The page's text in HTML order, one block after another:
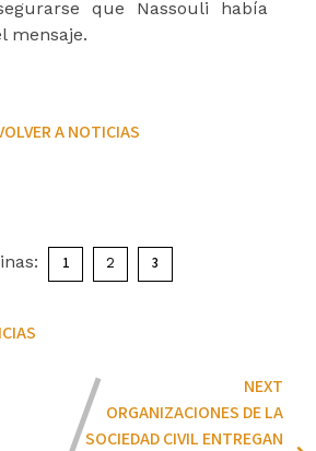
que Nassouli había
mensaje.
A NOTICIAS
1 2 3
NEXT
ORGANIZACIONES DE LA
SOCIEDAD CIVIL ENTREGAN